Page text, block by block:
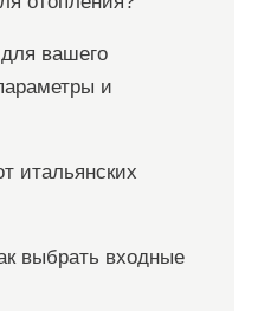
вашего
и
итальянских
выбрать входные